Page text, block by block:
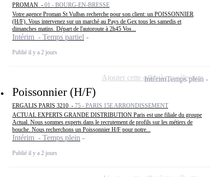
PROMAN - 01 - BOURG-EN-BRESSE
Votre agence Proman St Vulbas recherche pour son client: un POISSONNIER
(H/F). Vous intervenez sur un marché au Pays de Gex tous les samedis et
dimanches matins. Départ de l'autoroute à 2h45 Vos...
Intérim - Temps partiel
Publié il y a 2 jours
Poissonnier (H/F)
ERGALIS PARIS 3210 - 75 - PARIS 15E ARRONDISSEMENT
ACTUAL EXPERTS GRANDE DISTRIBUTION Paris est une filiale du groupe
Actual. Nous sommes experts dans le recrutement de profils sur les métiers de
bouche. Nous recherchons un Poissonnier H/F pour notre...
Intérim - Temps plein
Publié il y a 2 jours
IntérimTemps plein
Ajouter cette offre à ma sélection